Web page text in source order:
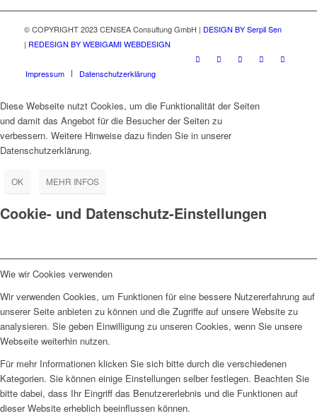
© COPYRIGHT 2023 CENSEA Consultung GmbH | DESIGN BY Serpil Sen
| REDESIGN BY WEBIGAMI WEBDESIGN
Impressum Datenschutzerklärung
Diese Webseite nutzt Cookies, um die Funktionalität der Seiten
und damit das Angebot für die Besucher der Seiten zu
verbessern. Weitere Hinweise dazu finden Sie in unserer
Datenschutzerklärung.
OK MEHR INFOS
Cookie- und Datenschutz-Einstellungen
Wie wir Cookies verwenden
Wir verwenden Cookies, um Funktionen für eine bessere Nutzererfahrung auf
unserer Seite anbieten zu können und die Zugriffe auf unsere Website zu
analysieren. Sie geben Einwilligung zu unseren Cookies, wenn Sie unsere
Webseite weiterhin nutzen.
Für mehr Informationen klicken Sie sich bitte durch die verschiedenen
Kategorien. Sie können einige Einstellungen selber festlegen. Beachten Sie
bitte dabei, dass Ihr Eingriff das Benutzererlebnis und die Funktionen auf
dieser Website erheblich beeinflussen können.